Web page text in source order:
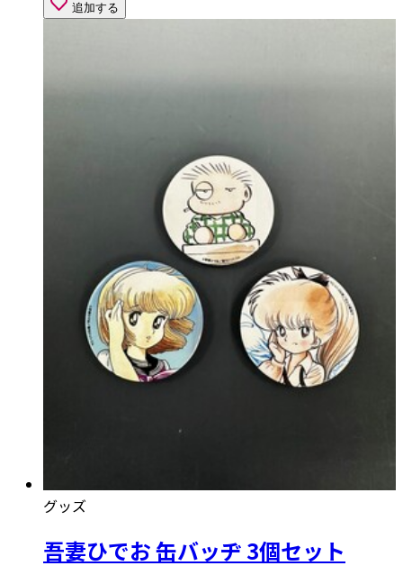
追加する
グッズ
吾妻ひでお 缶バッヂ 3個セット